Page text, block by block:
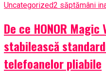
Uncategorized2 săptămâni
De ce HONOR
stabilească
telefoanelor pliabile